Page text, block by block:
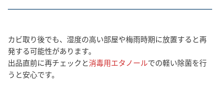
カビ取り後でも、湿度の高い部屋や梅雨時期に放置すると再
発する可能性があります。
出品直前に再チェックと消毒用エタノールでの軽い除菌を行
うと安心です。